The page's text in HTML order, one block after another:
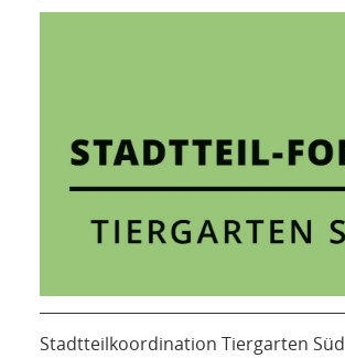
Stadtteilkoordination Tiergarten Süd